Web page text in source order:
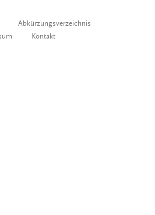
Abkürzungsverzeichnis
Kontakt